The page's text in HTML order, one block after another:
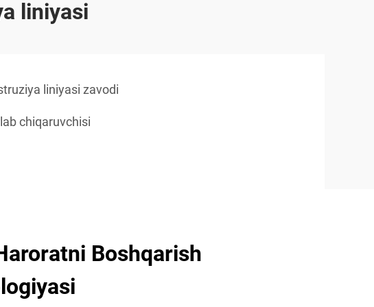
liniyasi
liniyasi zavodi
chiqaruvchisi
Boshqarish